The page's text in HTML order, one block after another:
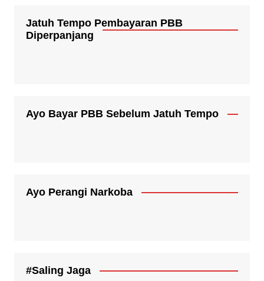
Jatuh Tempo Pembayaran PBB
Diperpanjang
Ayo Bayar PBB Sebelum Jatuh Tempo
Ayo Perangi Narkoba
#Saling Jaga